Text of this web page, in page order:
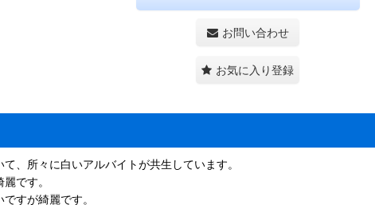
お問い合わせ
お気に入り登録
、所々に白いアルバイトが共生しています。
です。
すが綺麗です。